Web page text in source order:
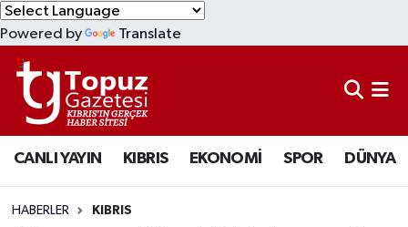
Powered by Translate
CANLI YAYIN KIBRIS EKONOMİ SPOR DÜNYA
HABERLER KIBRIS
KIBRIS
DÜNYA
EKONOMİ
MAGAZİN
Lefkoşa Nöbetçi Eczaneler
Lefkoşa Hava Durumu
Lefkoşa Trafik Yoğunluk Haritası
Süper Lig Puan Durumu ve Fikstür